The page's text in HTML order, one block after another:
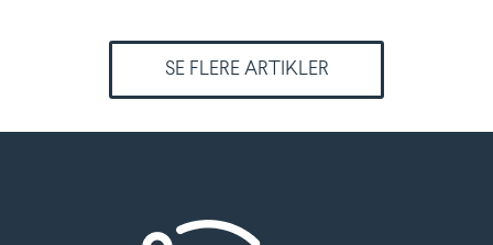
SE FLERE ARTIKLER